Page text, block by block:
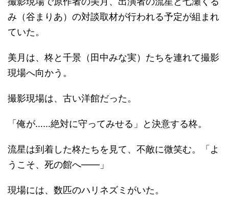
み（谷まりあ）の対談取材が行われる予定が組まれ
ていた。
美月は、柊と千景（田中みな実）たちを連れて撮影
現場へ向かう。
撮影現場は、古い洋館だった。
「俺が……絶対に守ってみせる」と決意する柊。
流星は到着した柊たちを見て、不敵に微笑む。「よ
うこそ、死の館へ――」
現場には、数匹のハリネズミがいた。